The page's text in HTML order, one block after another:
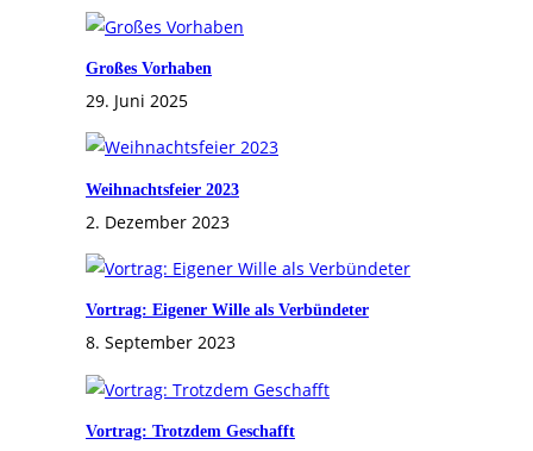
Großes Vorhaben
29. Juni 2025
Weihnachtsfeier 2023
2. Dezember 2023
Vortrag: Eigener Wille als Verbündeter
8. September 2023
Vortrag: Trotzdem Geschafft